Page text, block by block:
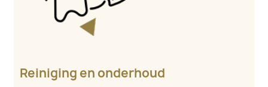
Reiniging en onderhoud